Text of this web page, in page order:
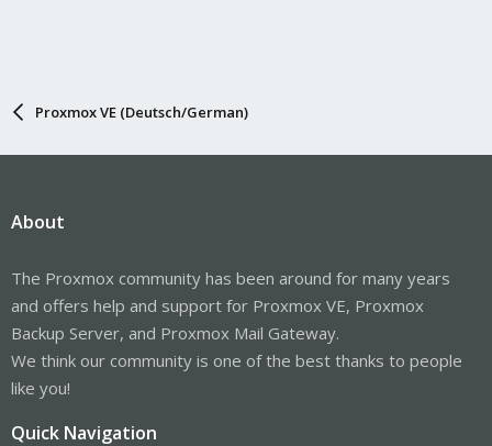
Proxmox VE (Deutsch/German)
About
The Proxmox community has been around for many years
and offers help and support for Proxmox VE, Proxmox
Backup Server, and Proxmox Mail Gateway.
We think our community is one of the best thanks to people
like you!
Quick Navigation